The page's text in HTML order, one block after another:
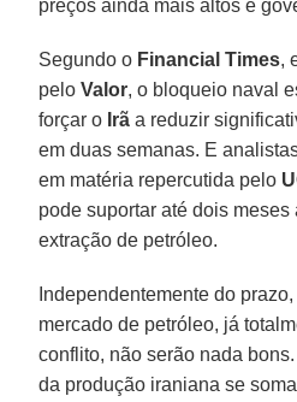
preços ainda mais altos e
Segundo o Financial Times,
peloValor, o bloqueio naval
forçar o Irã a reduzir
em duas semanas. E
em matéria repercutida pelo
pode suportar até dois meses
extração de petróleo.
Independentemente do
mercado de petróleo, já
conflito, não serão nada
da produção iraniana se